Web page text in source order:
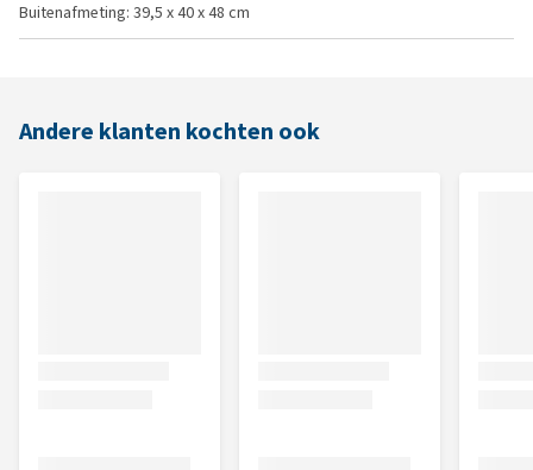
Buitenafmeting: 39,5 x 40 x 48 cm
Andere klanten kochten ook